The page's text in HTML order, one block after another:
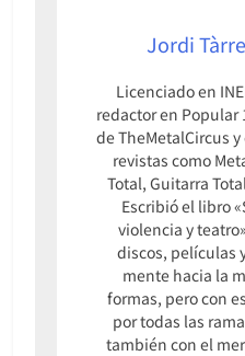
Jordi
Licenciado en
redactor en
de TheMetalCircus
revistas como
Total, Guitarra
Escribió el libro
violencia y
discos, películas
mente hacia la
formas, pero con
por todas las
también con el